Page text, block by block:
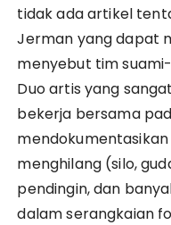
tidak ada artikel
Jerman yang dapat
menyebut tim
Duo artis yang
bekerja bersama
menghilang (silo,
pendingin, dan
dalam serangkaian